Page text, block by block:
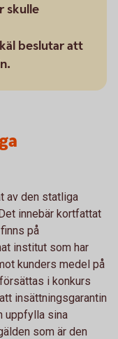
skulle
beslutar att
av den statliga
innebär kortfattat
på
institut som har
kunders medel på
i konkurs
insättningsgarantin
uppfylla sina
som är den